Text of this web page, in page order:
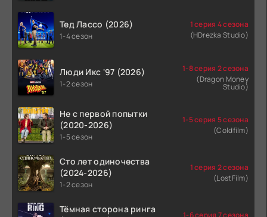
Тед Лассо (2026)
1-4 сезон
1 серия 4 сезона
(HDrezka Studio)
Люди Икс '97 (2026)
1-2 сезон
1-8 серия 2 сезона
(Dragon Money
Studio)
Не с первой попытки
(2020-2026)
1-5 сезон
1-5 серия 5 сезона
(Coldfilm)
Сто лет одиночества
(2024-2026)
1-2 сезон
1 серия 2 сезона
(LostFilm)
Тёмная сторона ринга